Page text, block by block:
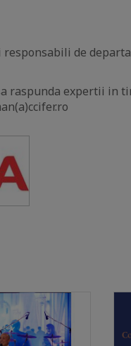
de
raspunda expertii in